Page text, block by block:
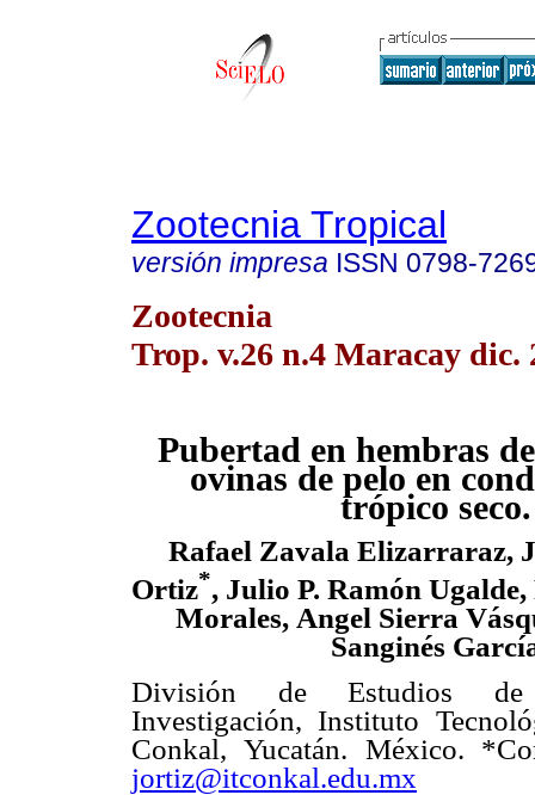
Zootecnia Tropical
versión impresa ISSN 0798-
Zootecnia
Trop. v.26 n.4 Maracay dic.
Pubertad en hembras
ovinas de pelo en
trópico seco.
Rafael Zavala Elizarraraz,
Ortiz*, Julio P. Ramón
Morales, Angel Sierra
Sanginés
División de Estudios
Investigación, Instituto
Conkal, Yucatán. México.
jortiz@itconkal.edu.mx